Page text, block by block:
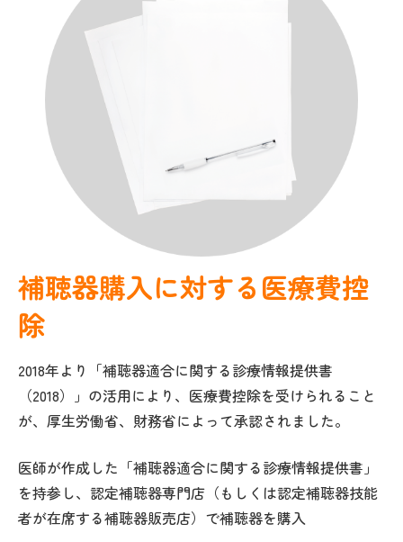
補聴器購入に対する医療費控
除
2018年より「補聴器適合に関する診療情報提供書
（2018）」の活用により、医療費控除を受けられること
が、厚生労働省、財務省によって承認されました。
医師が作成した「補聴器適合に関する診療情報提供書」
を持参し、認定補聴器専門店（もしくは認定補聴器技能
者が在席する補聴器販売店）で補聴器を購入